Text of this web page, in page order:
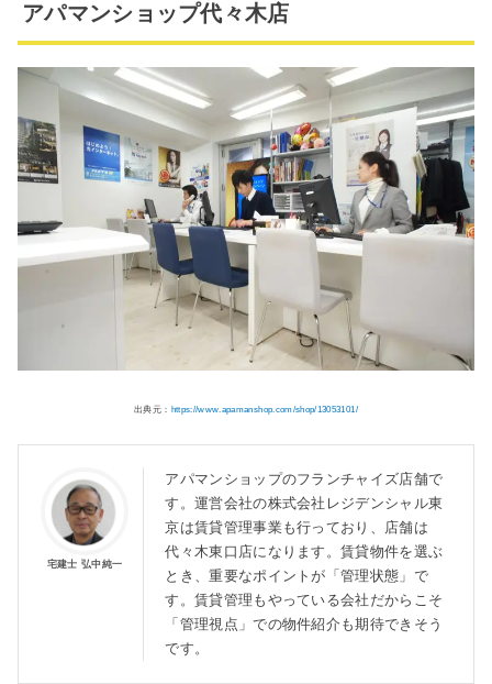
アパマンショップ代々木店
出典元： https://www.apamanshop.com/shop/13053101/
宅建士 弘中純一
アパマンショップのフランチャイズ店舗で
す。運営会社の株式会社レジデンシャル東
京は賃貸管理事業も行っており、店舗は
代々木東口店になります。賃貸物件を選ぶ
とき、重要なポイントが「管理状態」で
す。賃貸管理もやっている会社だからこそ
「管理視点」での物件紹介も期待できそう
です。